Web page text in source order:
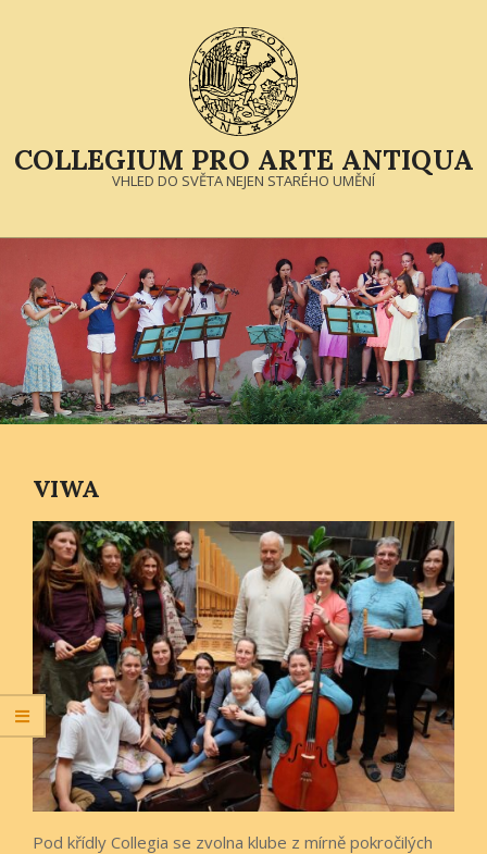
COLLEGIUM PRO ARTE ANTIQUA
VHLED DO SVĚTA NEJEN STARÉHO UMĚNÍ
Primary
Navigation
Menu
VIWA
Pod křídly Collegia se zvolna klube z mírně pokročilých